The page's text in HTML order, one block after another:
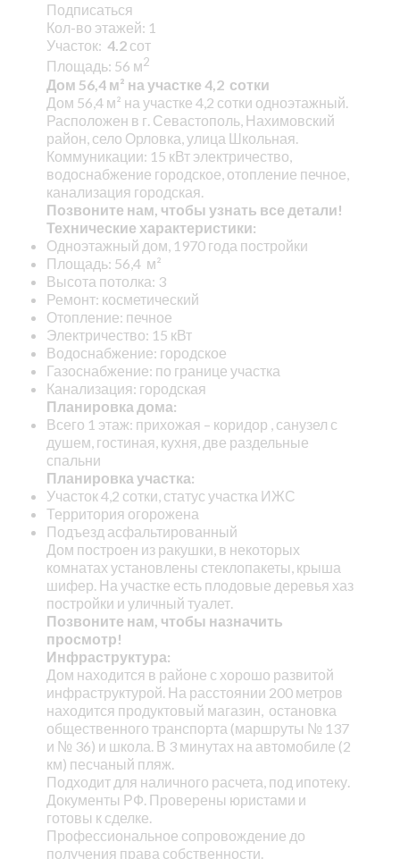
Подписаться
Кол-во этажей: 1
Участок: 4.2 сот
Площадь: 56 м2
Дом 56,4 м² на участке 4,2 сотки
Дом 56,4 м² на участке 4,2 сотки одноэтажный.
Расположен в г. Севастополь, Нахимовский
район, село Орловка, улица Школьная.
Коммуникации: 15 кВт электричество,
водоснабжение городское, отопление печное,
канализация городская.
Позвоните нам, чтобы узнать все детали!
Технические характеристики:
Одноэтажный дом, 1970 года постройки
Площадь: 56,4 м²
Высота потолка: 3
Ремонт: косметический
Отопление: печное
Электричество: 15 кВт
Водоснабжение: городское
Газоснабжение: по границе участка
Канализация: городская
Планировка дома:
Всего 1 этаж: прихожая – коридор , санузел с
душем, гостиная, кухня, две раздельные
спальни
Планировка участка:
Участок 4,2 сотки, статус участка ИЖС
Территория огорожена
Подъезд асфальтированный
Дом построен из ракушки, в некоторых
комнатах установлены стеклопакеты, крыша
шифер. На участке есть плодовые деревья хаз
постройки и уличный туалет.
Позвоните нам, чтобы назначить
просмотр!
Инфраструктура:
Дом находится в районе с хорошо развитой
инфраструктурой. На расстоянии 200 метров
находится продуктовый магазин, остановка
общественного транспорта (маршруты № 137
и № 36) и школа. В 3 минутах на автомобиле (2
км) песчаный пляж.
Подходит для наличного расчета, под ипотеку.
Документы РФ. Проверены юристами и
готовы к сделке.
Профессиональное сопровождение до
получения права собственности.